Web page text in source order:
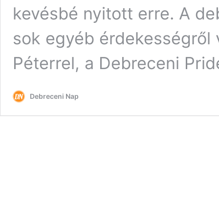
kevésbé nyitott erre. A
sok egyéb
Péterrel, a Debreceni
Debreceni Nap